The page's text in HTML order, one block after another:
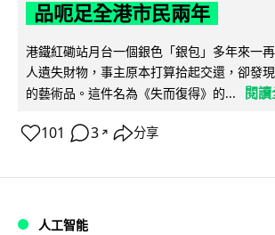
品呃足全港市民兩年
港鐵紅磡站月台一個銀色「銀包」多年來一
人遺失財物，事主原本打算拾起交還，卻發
的藝術品。這件名為《失而復得》的...
閱
101 3 ↗ 分享
人工智能